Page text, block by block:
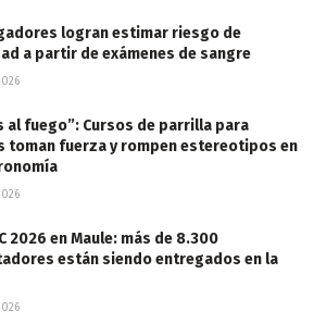
logran estimar riesgo de
a partir de exámenes de sangre
al fuego”: Cursos de parrilla para
toman fuerza y rompen estereotipos en
2026 en Maule: más de 8.300
están siendo entregados en la